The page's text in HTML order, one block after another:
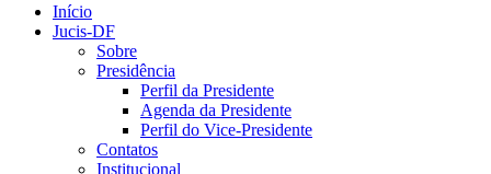
Início
Jucis-DF
Sobre
Presidência
Perfil da Presidente
Agenda da Presidente
Perfil do Vice-Presidente
Contatos
Institucional